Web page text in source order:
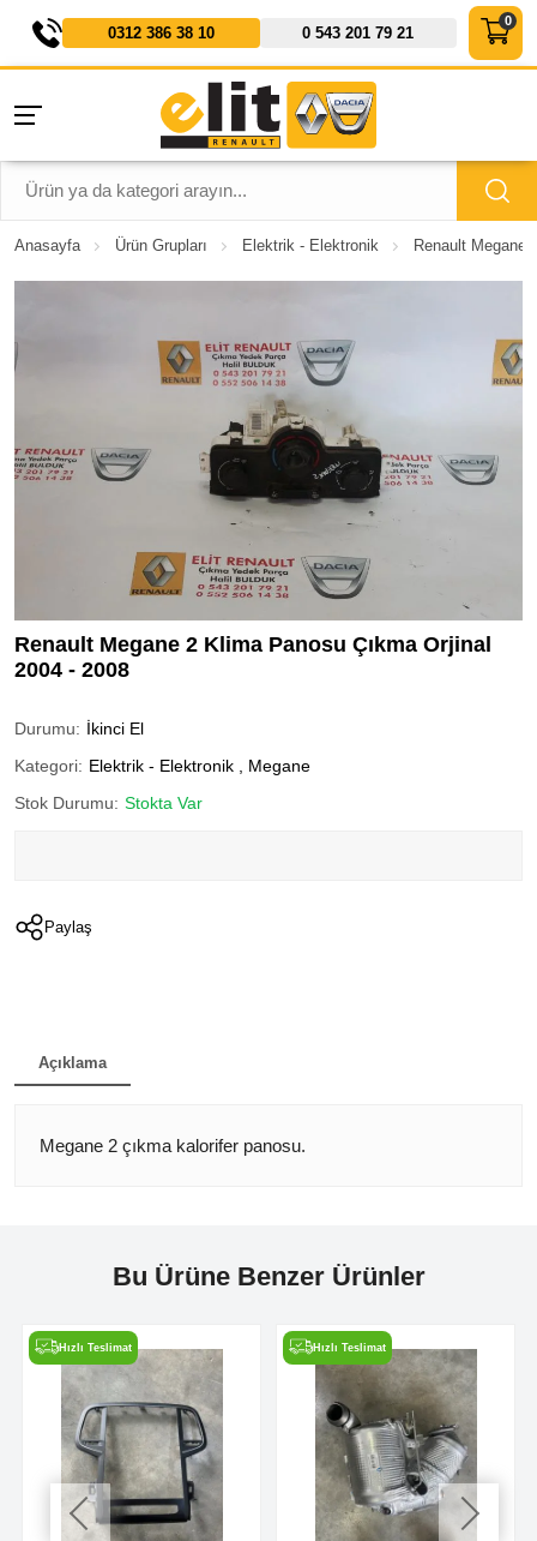
0312 386 38 10 0 543 201 79 21
Anasayfa Ürün Grupları Elektrik - Elektronik Renault Megane
Renault Megane 2 Klima Panosu Çıkma Orjinal
2004 - 2008
Durumu: İkinci El
Kategori: Elektrik - Elektronik
Megane
Stok Durumu: Stokta Var
Paylaş
Açıklama
Megane 2 çıkma kalorifer panosu.
Bu Ürüne Benzer Ürünler
Hızlı Teslimat Hızlı Teslimat